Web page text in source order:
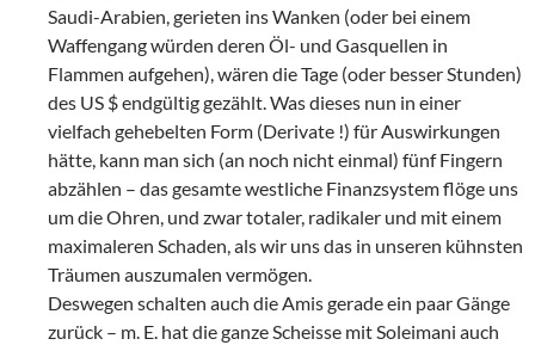
Saudi-Arabien, gerieten ins Wanken (oder bei einem
Waffengang würden deren Öl- und Gasquellen in
Flammen aufgehen), wären die Tage (oder besser Stunden)
des US $ endgültig gezählt. Was dieses nun in einer
vielfach gehebelten Form (Derivate !) für Auswirkungen
hätte, kann man sich (an noch nicht einmal) fünf Fingern
abzählen – das gesamte westliche Finanzsystem flöge uns
um die Ohren, und zwar totaler, radikaler und mit einem
maximaleren Schaden, als wir uns das in unseren kühnsten
Träumen auszumalen vermögen.
Deswegen schalten auch die Amis gerade ein paar Gänge
zurück – m. E. hat die ganze Scheisse mit Soleimani auch